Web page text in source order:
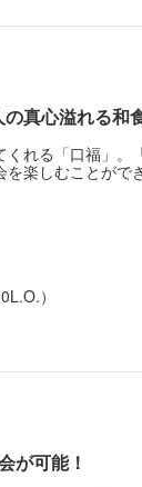
真心溢れる和
れる「口福」
楽しむことが
）
が可能！